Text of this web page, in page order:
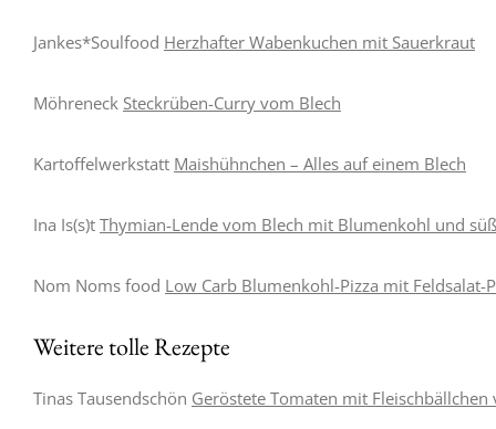
Jankes*Soulfood Herzhafter Wabenkuchen mit Sauerkraut
Möhreneck Steckrüben-Curry vom Blech
Kartoffelwerkstatt Maishühnchen – Alles auf einem Blech
Ina Is(s)t Thymian-Lende vom Blech mit Blumenkohl und
Nom Noms food Low Carb Blumenkohl-Pizza mit Feldsalat-
Weitere tolle Rezepte
Tinas Tausendschön Geröstete Tomaten mit Fleischbällchen